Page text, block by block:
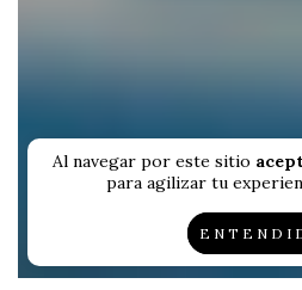
Al navegar por este sitio
para agilizar tu